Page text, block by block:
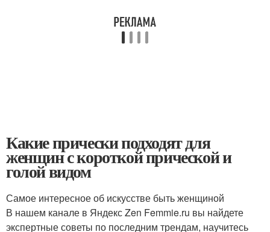
Какие прически подходят для
женщин с короткой прической и
голой видом
Самое интересное об искусстве быть женщиной
В нашем канале в Яндекс Zen Femmie.ru вы найдете
экспертные советы по последним трендам, научитесь